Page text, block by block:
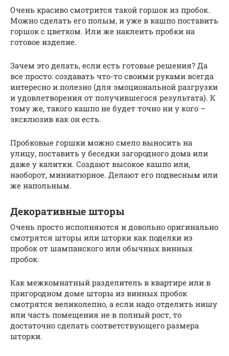
Очень красиво смотрится такой горшок из пробок.
Можно сделать его полым, и уже в кашпо поставить
горшок с цветком. Или же наклеить пробки на
готовое изделие.
Зачем это делать, если есть готовые решения? Да
все просто: создавать что-то своими руками всегда
интересно и полезно (для эмоциональной разгрузки
и удовлетворения от получившегося результата). К
тому же, такого кашпо не будет точно ни у кого –
эксклюзив как он есть.
Пробковые горшки можно смело выносить на
улицу, поставить у беседки загородного дома или
даже у калитки. Создают высокое кашпо или,
наоборот, миниатюрное. Делают его подвесным или
же напольным.
Декоративные шторы
Очень просто исполняются и довольно оригинально
смотрятся шторы или шторки как поделки из
пробок от шампанского или обычных винных
пробок.
Как межкомнатный разделитель в квартире или в
пригородном доме шторы из винных пробок
смотрятся великолепно, а если надо отделить нишу
или часть помещения не в полный рост, то
достаточно сделать соответствующего размера
шторки.